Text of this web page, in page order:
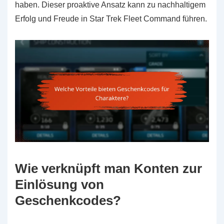
haben. Dieser proaktive Ansatz kann zu nachhaltigem
Erfolg und Freude in Star Trek Fleet Command führen.
Wie verknüpft man Konten zur
Einlösung von
Geschenkcodes?